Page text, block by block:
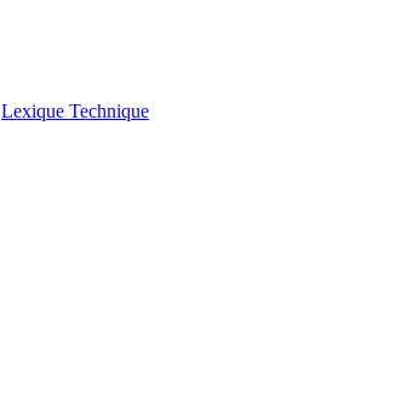
Lexique Technique